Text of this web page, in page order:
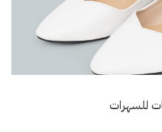
للسهرات